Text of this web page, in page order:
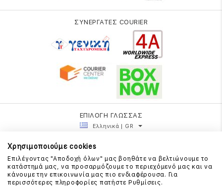
ΣΥΝΕΡΓΑΤΕΣ COURIER
ΕΠΙΛΟΓΗ ΓΛΩΣΣΑΣ
Ελληνικά | GR
Χρησιμοποιούμε cookies
Επιλέγοντας "Αποδοχή όλων" μας βοηθάτε να βελτιώνουμε το
κατάστημά μας, να προσαρμόζουμε το περιεχόμενό μας και να
κάνουμε την επικοινωνία μας πιο ενδιαφέρουσα. Για
περισσότερες πληροφορίες πατήστε Ρυθμίσεις.